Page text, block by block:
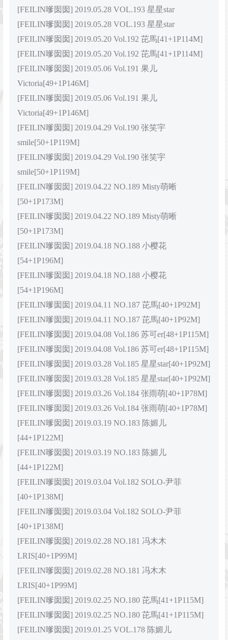
[FEILIN嗲囡囡] 2019.05.28 VOL.193 星星star
[FEILIN嗲囡囡] 2019.05.28 VOL.193 星星star
[FEILIN嗲囡囡] 2019.05.20 Vol.192 芘馬[41+1P114M]
[FEILIN嗲囡囡] 2019.05.20 Vol.192 芘馬[41+1P114M]
[FEILIN嗲囡囡] 2019.05.06 Vol.191 果儿
Victoria[49+1P146M]
[FEILIN嗲囡囡] 2019.05.06 Vol.191 果儿
Victoria[49+1P146M]
[FEILIN嗲囡囡] 2019.04.29 Vol.190 张笑宇
smile[50+1P119M]
[FEILIN嗲囡囡] 2019.04.29 Vol.190 张笑宇
smile[50+1P119M]
[FEILIN嗲囡囡] 2019.04.22 NO.189 Misty萌晰
[50+1P173M]
[FEILIN嗲囡囡] 2019.04.22 NO.189 Misty萌晰
[50+1P173M]
[FEILIN嗲囡囡] 2019.04.18 NO.188 小樱花
[54+1P196M]
[FEILIN嗲囡囡] 2019.04.18 NO.188 小樱花
[54+1P196M]
[FEILIN嗲囡囡] 2019.04.11 NO.187 芘馬[40+1P92M]
[FEILIN嗲囡囡] 2019.04.11 NO.187 芘馬[40+1P92M]
[FEILIN嗲囡囡] 2019.04.08 Vol.186 苏可er[48+1P115M]
[FEILIN嗲囡囡] 2019.04.08 Vol.186 苏可er[48+1P115M]
[FEILIN嗲囡囡] 2019.03.28 Vol.185 星星star[40+1P92M]
[FEILIN嗲囡囡] 2019.03.28 Vol.185 星星star[40+1P92M]
[FEILIN嗲囡囡] 2019.03.26 Vol.184 张雨萌[40+1P78M]
[FEILIN嗲囡囡] 2019.03.26 Vol.184 张雨萌[40+1P78M]
[FEILIN嗲囡囡] 2019.03.19 NO.183 陈媚儿
[44+1P122M]
[FEILIN嗲囡囡] 2019.03.19 NO.183 陈媚儿
[44+1P122M]
[FEILIN嗲囡囡] 2019.03.04 Vol.182 SOLO-尹菲
[40+1P138M]
[FEILIN嗲囡囡] 2019.03.04 Vol.182 SOLO-尹菲
[40+1P138M]
[FEILIN嗲囡囡] 2019.02.28 NO.181 冯木木
LRIS[40+1P99M]
[FEILIN嗲囡囡] 2019.02.28 NO.181 冯木木
LRIS[40+1P99M]
[FEILIN嗲囡囡] 2019.02.25 NO.180 芘馬[41+1P115M]
[FEILIN嗲囡囡] 2019.02.25 NO.180 芘馬[41+1P115M]
[FEILIN嗲囡囡] 2019.01.25 VOL.178 陈媚儿